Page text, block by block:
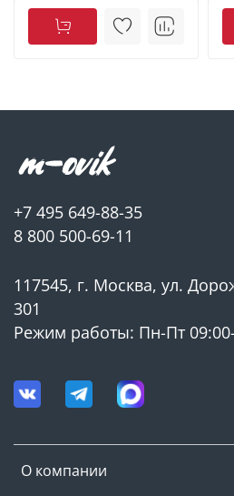
О компании
+7 495 649-88-35
8 800 500-69-11
117545, г. Москва, ул.
301
Режим работы: Пн-Пт